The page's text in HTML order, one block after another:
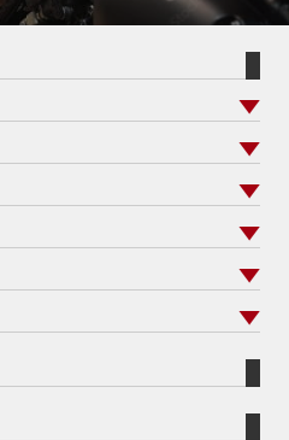
走行距離から探す
中古車から探す
よくあるご質問
バイク買取強化車両
プロテクションフィルム
未加入の方）